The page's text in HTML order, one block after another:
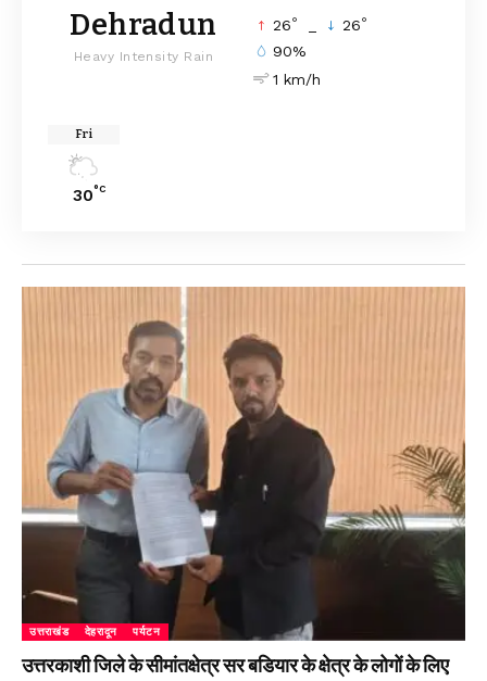
Dehradun
Heavy Intensity Rain
26° 26°
90%
1 km/h
Fri
30°C
उत्तराखंड देहरादून पर्यटन
उत्तरकाशी जिले के सीमांतक्षेत्र सर बडियार के क्षेत्र के लोगों के लिए